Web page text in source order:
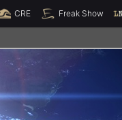
Spende jetzt!
CRE Freak Show